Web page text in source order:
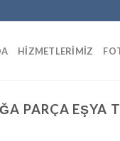
HIZMETLERIMIZ
PARÇA EŞYA